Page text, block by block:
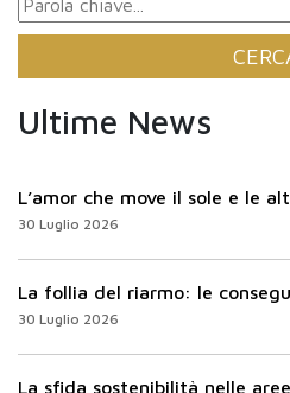
Ultime News
L’amor che move il sole e le
30 Luglio 2026
La follia del riarmo: le
30 Luglio 2026
La sfida sostenibilità nelle